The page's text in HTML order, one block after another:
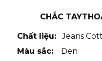
CHẮC TAY
Chất liệu: Jeans
Màu sắc: Đen